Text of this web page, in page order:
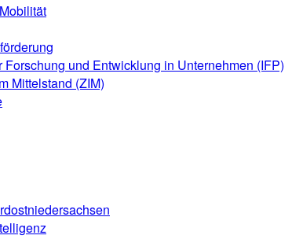
Forschung und Entwicklung in Unternehmen (IFP)
Mittelstand (ZIM)